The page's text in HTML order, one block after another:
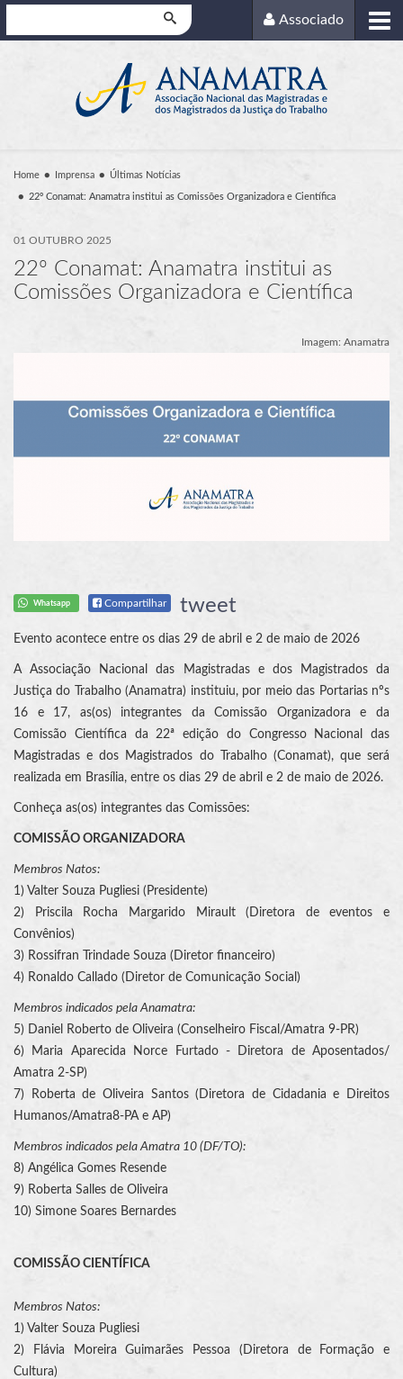
Associado
Home Imprensa Últimas Notícias
22º Conamat: Anamatra institui as Comissões Organizadora e Científica
01 OUTUBRO 2025
22º Conamat: Anamatra institui as
Comissões Organizadora e Científica
Imagem: Anamatra
Whatsapp Compartilhar tweet
Evento acontece entre os dias 29 de abril e 2 de maio de 2026
A Associação Nacional das Magistradas e dos Magistrados da
Justiça do Trabalho (Anamatra) instituiu, por meio das Portarias nºs
16 e 17, as(os) integrantes da Comissão Organizadora e da
Comissão Científica da 22ª edição do Congresso Nacional das
Magistradas e dos Magistrados do Trabalho (Conamat), que será
realizada em Brasília, entre os dias 29 de abril e 2 de maio de 2026.
Conheça as(os) integrantes das Comissões:
COMISSÃO ORGANIZADORA
Membros Natos:
1) Valter Souza Pugliesi (Presidente)
2) Priscila Rocha Margarido Mirault (Diretora de eventos e
Convênios)
3) Rossifran Trindade Souza (Diretor financeiro)
4) Ronaldo Callado (Diretor de Comunicação Social)
Membros indicados pela Anamatra:
5) Daniel Roberto de Oliveira (Conselheiro Fiscal/Amatra 9-PR)
6) Maria Aparecida Norce Furtado - Diretora de Aposentados/
Amatra 2-SP)
7) Roberta de Oliveira Santos (Diretora de Cidadania e Direitos
Humanos/Amatra8-PA e AP)
Membros indicados pela Amatra 10 (DF/TO):
8) Angélica Gomes Resende
9) Roberta Salles de Oliveira
10) Simone Soares Bernardes
COMISSÃO CIENTÍFICA
Membros Natos:
1) Valter Souza Pugliesi
2) Flávia Moreira Guimarães Pessoa (Diretora de Formação e
Cultura)